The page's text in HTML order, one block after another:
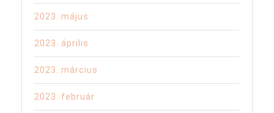
2023. május
2023. április
2023. március
2023. február